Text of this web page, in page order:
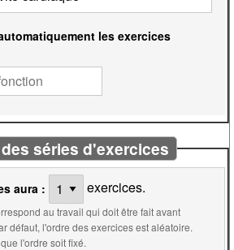
les exercices
séries d'exercices
aura : exercices.
au travail qui doit être fait avant
défaut, l'ordre des exercices est aléatoire.
l'ordre soit fixé.